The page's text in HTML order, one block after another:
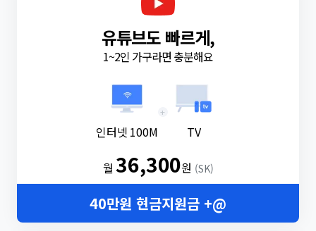
유튜브도 빠르게,
1~2인 가구라면 충분해요
인터넷 100M
+
TV
월36,300원 (SK)
40만원 현금지원금 +@